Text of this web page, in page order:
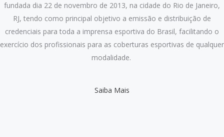
fundada dia 22 de novembro de 2013, na cidade do Rio de Janeiro,
RJ, tendo como principal objetivo a emissão e distribuição de
credenciais para toda a imprensa esportiva do Brasil, facilitando o
exercício dos profissionais para as coberturas esportivas de qualquer
modalidade. ​
Saiba Mais